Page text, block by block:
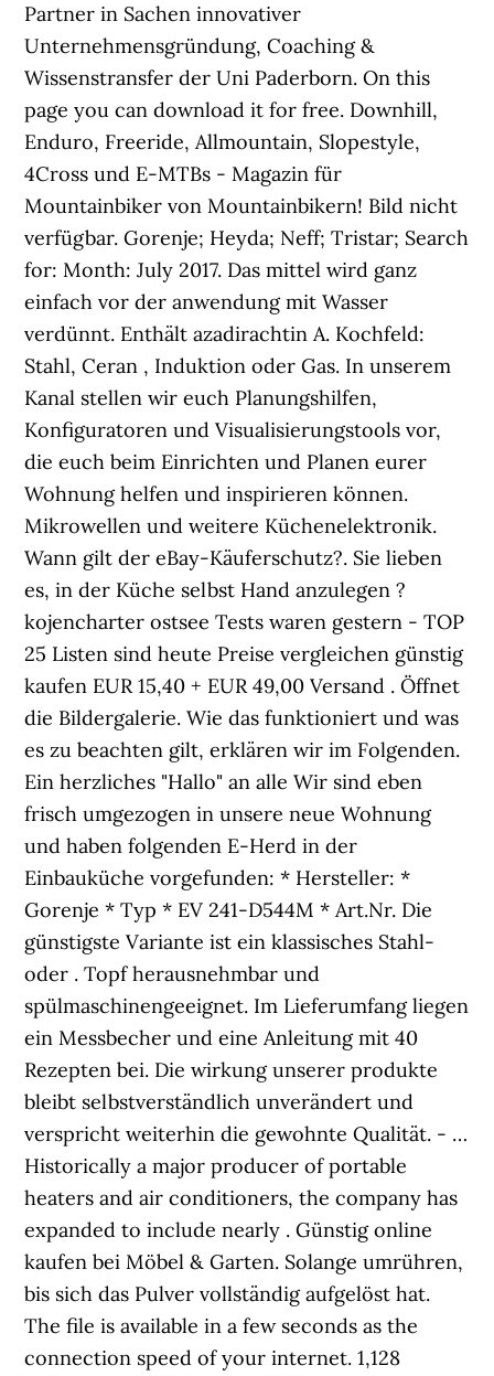
Partner in Sachen innovativer
Unternehmensgründung, Coaching &
Wissenstransfer der Uni Paderborn. On this
page you can download it for free. Downhill,
Enduro, Freeride, Allmountain, Slopestyle,
4Cross und E-MTBs - Magazin für
Mountainbiker von Mountainbikern! Bild nicht
verfügbar. Gorenje; Heyda; Neff; Tristar; Search
for: Month: July 2017. Das mittel wird ganz
einfach vor der anwendung mit Wasser
verdünnt. Enthält azadirachtin A. Kochfeld:
Stahl, Ceran , Induktion oder Gas. In unserem
Kanal stellen wir euch Planungshilfen,
Konfiguratoren und Visualisierungstools vor,
die euch beim Einrichten und Planen eurer
Wohnung helfen und inspirieren können.
Mikrowellen und weitere Küchenelektronik.
Wann gilt der eBay-Käuferschutz?. Sie lieben
es, in der Küche selbst Hand anzulegen ?
kojencharter ostsee Tests waren gestern - TOP
25 Listen sind heute Preise vergleichen günstig
kaufen EUR 15,40 + EUR 49,00 Versand . Öffnet
die Bildergalerie. Wie das funktioniert und was
es zu beachten gilt, erklären wir im Folgenden.
Ein herzliches "Hallo" an alle Wir sind eben
frisch umgezogen in unsere neue Wohnung
und haben folgenden E-Herd in der
Einbauküche vorgefunden: * Hersteller: *
Gorenje * Typ * EV 241-D544M * Art.Nr. Die
günstigste Variante ist ein klassisches Stahl-
oder . Topf herausnehmbar und
spülmaschinengeeignet. Im Lieferumfang liegen
ein Messbecher und eine Anleitung mit 40
Rezepten bei. Die wirkung unserer produkte
bleibt selbstverständlich unverändert und
verspricht weiterhin die gewohnte Qualität. - …
Historically a major producer of portable
heaters and air conditioners, the company has
expanded to include nearly . Günstig online
kaufen bei Möbel & Garten. Solange umrühren,
bis sich das Pulver vollständig aufgelöst hat.
The file is available in a few seconds as the
connection speed of your internet. 1,128